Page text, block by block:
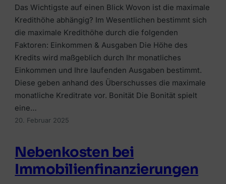
🏠
Finanzierung vergleichen
Kostenlos Angebote von österreichischen
Anbietern einholen.
Jetzt vergleichen →
Zur Übersicht Finanzierung →
Ferienhausversicherung
🛡️
Versicherung vergleichen
Die passende Versicherung in wenigen Klicks
finden.
Jetzt vergleichen →
📈
Plattformen vergleichen
Depot, Broker & Robo-Advisor clever
vergleichen.
Jetzt vergleichen →
Zur Übersicht Investment →
Sparzinsen in Österreich
Anbieter-Erfahrungen
📚
Alle Ratgeber
Anlegen.
Zur Übersicht Ratgeber →
Das Wichtigste auf einen Blick Wovon ist die maximale
Kredithöhe abhängig? Im Wesentlichen bestimmt sich
die maximale Kredithöhe durch die folgenden
Faktoren: Einkommen & Ausgaben Die Höhe des
Kredits wird maßgeblich durch Ihr monatliches
Einkommen und Ihre laufenden Ausgaben bestimmt.
Diese geben anhand des Überschusses die maximale
monatliche Kreditrate vor. Bonität Die Bonität spielt
eine…
20. Februar 2025
Nebenkosten bei
Immobilienfinanzierungen